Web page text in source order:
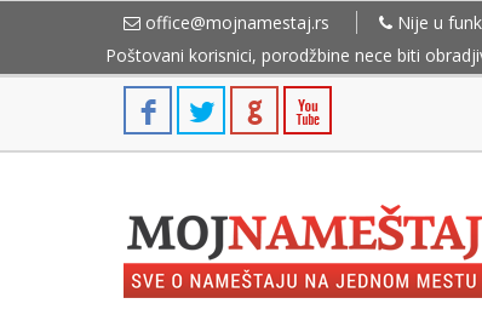
office@mojnamestaj.rs Nije u
Poštovani korisnici, porodžbine nece biti